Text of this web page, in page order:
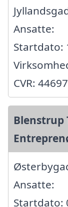
Ansatte:
Startdato:
CVR:
Blenstrup
Ansatte:
Startdato: